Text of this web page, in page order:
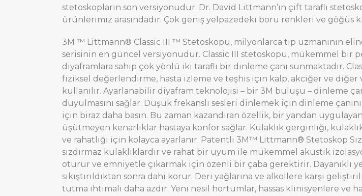
stetoskopların son versiyonudur. Dr. David Littmann’ın çift taraflı
ürünlerimiz arasındadır. Çok geniş yelpazedeki boru renkleri ve göğüs
3M ™ Littmann® Classic III ™ Stetoskopu, milyonlarca tıp uzmanının
serisinin en güncel versiyonudur. Classic III stetoskopu, mükemmel bir
diyaframlara sahip çok yönlü iki taraflı bir dinleme çanı sunmaktadır.
fiziksel değerlendirme, hasta izleme ve teşhis için kalp, akciğer ve
kullanılır. Ayarlanabilir diyafram teknolojisi – bir 3M buluşu – dinleme
duyulmasını sağlar. Düşük frekanslı sesleri dinlemek için dinleme
için biraz daha basın. Bu zaman kazandıran özellik, bir yandan
üşütmeyen kenarlıklar hastaya konfor sağlar. Kulaklık gerginliği,
ve rahatlığı için kolayca ayarlanır. Patentli 3M™ Littmann® Stetoskop
sızdırmaz kulaklıklardır ve rahat bir uyum ile mükemmel akustik
oturur ve emniyetle çıkarmak için özenli bir çaba gerektirir. Dayanıklı
sıkıştırıldıktan sonra dahi korur. Deri yağlarına ve alkollere karşı
tutma ihtimali daha azdır. Yeni nesil hortumlar, hassas klinisyenlere ve